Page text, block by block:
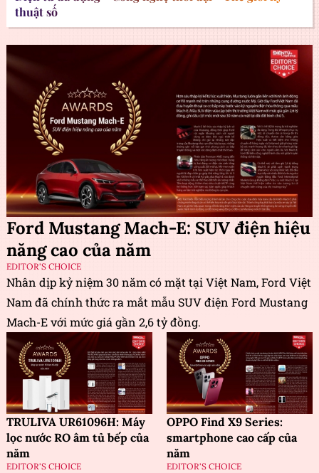
thuật số
Ford Mustang Mach-E: SUV điện hiệu
năng cao của năm
EDITOR'S CHOICE
Nhân dịp kỷ niệm 30 năm có mặt tại Việt Nam, Ford Việt
Nam đã chính thức ra mắt mẫu SUV điện Ford Mustang
Mach-E với mức giá gần 2,6 tỷ đồng.
TRULIVA UR61096H: Máy
lọc nước RO âm tủ bếp của
năm
EDITOR'S CHOICE
OPPO Find X9 Series:
smartphone cao cấp của
năm
EDITOR'S CHOICE